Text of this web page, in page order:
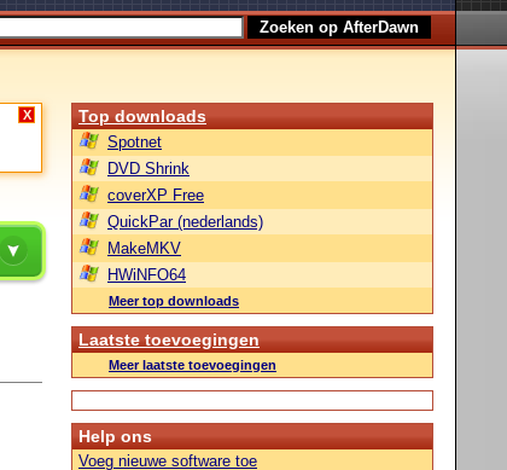
X Top downloads
Spotnet
DVD Shrink
coverXP Free
QuickPar (nederlands)
MakeMKV
HWiNFO64
Meer top downloads
Laatste toevoegingen
Meer laatste toevoegingen
Help ons
Voeg nieuwe software toe